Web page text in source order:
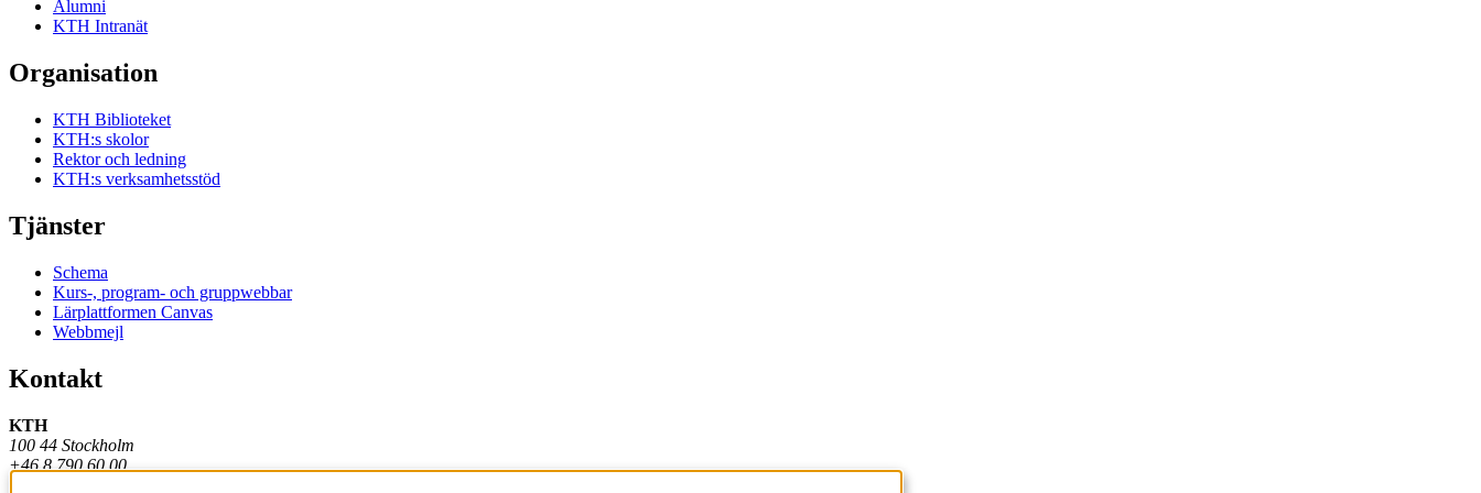
Alumni
KTH Intranät
Organisation
KTH Biblioteket
KTH:s skolor
Rektor och ledning
KTH:s verksamhetsstöd
Tjänster
Schema
Kurs-, program- och gruppwebbar
Lärplattformen Canvas
Webbmejl
Kontakt
KTH
100 44 Stockholm
+46 8 790 60 00